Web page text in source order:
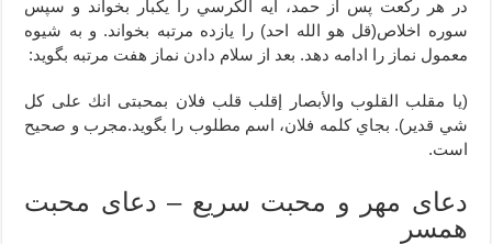
در هر ركعت پس از حمد، آيه الكرسي را يكبار بخواند و سپس
سوره اخلاص(قل هو الله احد) را يازده مرتبه بخواند. و به شيوه
معمول نماز را ادامه دهد. بعد از سلام دادن نماز هفت مرتبه بگويد:
(يا مقلب القلوب والأبصار إقلب قلب فلان بمحبتى انك على كل
شي قدير). بجاي كلمه فلان، اسم مطلوب را بگويد.مجرب و صحيح
است.
دعای مهر و محبت سریع – دعای محبت
همسر